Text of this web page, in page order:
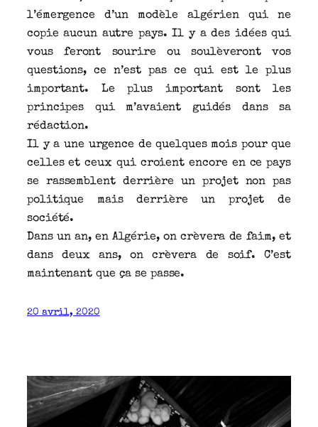
l’émergence d’un modèle algérien qui ne
copie aucun autre pays. Il y a des idées qui
vous feront sourire ou soulèveront vos
questions, ce n’est pas ce qui est le plus
important. Le plus important sont les
principes qui m’avaient guidés dans sa
rédaction.
Il y a une urgence de quelques mois pour que
celles et ceux qui croient encore en ce pays
se rassemblent derrière un projet non pas
politique mais derrière un projet de
société.
Dans un an, en Algérie, on crèvera de faim, et
dans deux ans, on crèvera de soif. C’est
maintenant que ça se passe.
20 avril, 2020